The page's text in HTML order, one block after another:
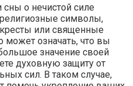
о нечистой силе
символы,
или священные
может означать, что вы
значение своей
духовную защиту от
сил. В таком случае,